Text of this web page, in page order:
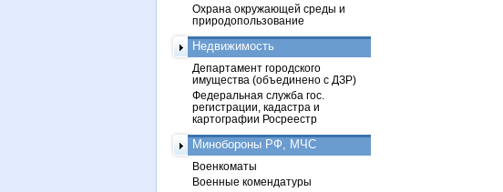
Охрана окружающей среды и
природопользование
Недвижимость
Департамент городского
имущества (объединено с ДЗР)
Федеральная служба гос.
регистрации, кадастра и
картографии Росреестр
Минобороны РФ, МЧС
Военкоматы
Военные комендатуры